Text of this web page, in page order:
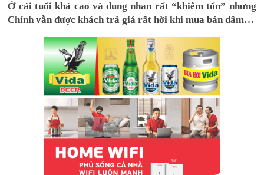
Ở cái tuổi khá cao và dung nhan rất “khiêm tốn” nhưng
Chính vẫn được khách trả giá rất hời khi mua bán dâm…